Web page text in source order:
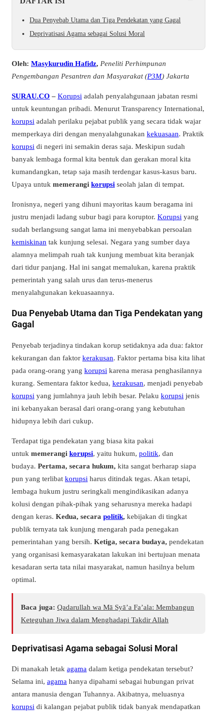
Dua Penyebab Utama dan Tiga Pendekatan yang Gagal
Deprivatisasi Agama sebagai Solusi Moral
Oleh: Masykurudin Hafidz, Peneliti Perhimpunan
Pengembangan Pesantren dan Masyarakat (P3M) Jakarta
SURAU.CO – Korupsi adalah penyalahgunaan jabatan resmi
untuk keuntungan pribadi. Menurut Transparency International,
korupsi adalah perilaku pejabat publik yang secara tidak wajar
memperkaya diri dengan menyalahgunakan kekuasaan. Praktik
korupsi di negeri ini semakin deras saja. Meskipun sudah
banyak lembaga formal kita bentuk dan gerakan moral kita
kumandangkan, tetap saja masih terdengar kasus-kasus baru.
Upaya untuk memerangi korupsi seolah jalan di tempat.
Ironisnya, negeri yang dihuni mayoritas kaum beragama ini
justru menjadi ladang subur bagi para koruptor. Korupsi yang
sudah berlangsung sangat lama ini menyebabkan persoalan
kemiskinan tak kunjung selesai. Negara yang sumber daya
alamnya melimpah ruah tak kunjung membuat kita beranjak
dari tidur panjang. Hal ini sangat memalukan, karena praktik
pemerintah yang salah urus dan terus-menerus
menyalahgunakan kekuasaannya.
Dua Penyebab Utama dan Tiga Pendekatan yang
Gagal
Penyebab terjadinya tindakan korup setidaknya ada dua: faktor
kekurangan dan faktor kerakusan. Faktor pertama bisa kita lihat
pada orang-orang yang korupsi karena merasa penghasilannya
kurang. Sementara faktor kedua, kerakusan, menjadi penyebab
korupsi yang jumlahnya jauh lebih besar. Pelaku korupsi jenis
ini kebanyakan berasal dari orang-orang yang kebutuhan
hidupnya lebih dari cukup.
Terdapat tiga pendekatan yang biasa kita pakai
untuk memerangi korupsi, yaitu hukum, politik, dan
budaya. Pertama, secara hukum, kita sangat berharap siapa
pun yang terlibat korupsi harus ditindak tegas. Akan tetapi,
lembaga hukum justru seringkali mengindikasikan adanya
kolusi dengan pihak-pihak yang seharusnya mereka hadapi
dengan keras. Kedua, secara politik, kebijakan di tingkat
publik ternyata tak kunjung mengarah pada penegakan
pemerintahan yang bersih. Ketiga, secara budaya, pendekatan
yang organisasi kemasyarakatan lakukan ini bertujuan menata
kesadaran serta tata nilai masyarakat, namun hasilnya belum
optimal.
Baca juga: Qadarullah wa Mā Syā’a Fa’ala: Membangun
Keteguhan Jiwa dalam Menghadapi Takdir Allah
Deprivatisasi Agama sebagai Solusi Moral
Di manakah letak agama dalam ketiga pendekatan tersebut?
Selama ini, agama hanya dipahami sebagai hubungan privat
antara manusia dengan Tuhannya. Akibatnya, meluasnya
korupsi di kalangan pejabat publik tidak banyak mendapatkan